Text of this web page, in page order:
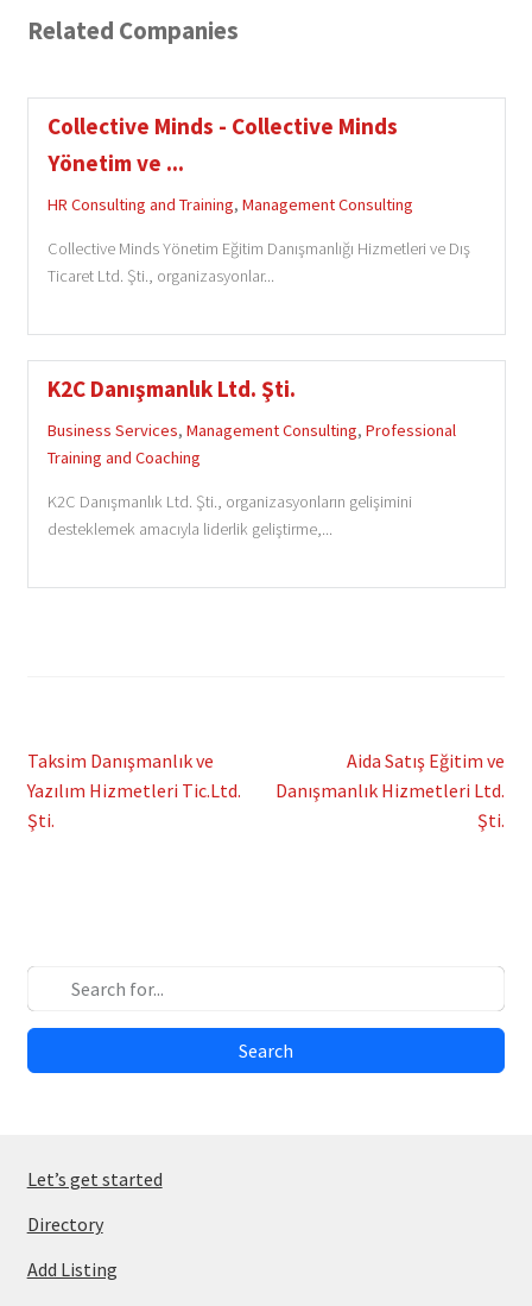
Related Companies
Collective Minds - Collective Minds
Yönetim ve ...
HR Consulting and Training, Management Consulting
Collective Minds Yönetim Eğitim Danışmanlığı Hizmetleri ve Dış
Ticaret Ltd. Şti., organizasyonlar...
K2C Danışmanlık Ltd. Şti.
Business Services, Management Consulting, Professional
Training and Coaching
K2C Danışmanlık Ltd. Şti., organizasyonların gelişimini
desteklemek amacıyla liderlik geliştirme,...
Post
navigation
Previous
post:
Taksim Danışmanlık ve
Yazılım Hizmetleri Tic.Ltd.
Şti.
Next
post:
Aida Satış Eğitim ve
Danışmanlık Hizmetleri Ltd.
Şti.
Search
Let’s get started
Directory
Add Listing